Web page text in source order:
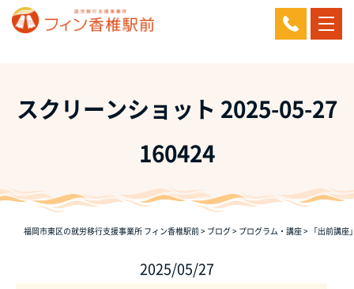
スクリーンショット 2025-05-27
160424
福岡市東区の就労移行支援事業所 フィン香椎駅前> ブログ> プログラム・講座> 「出前講
2025/05/27